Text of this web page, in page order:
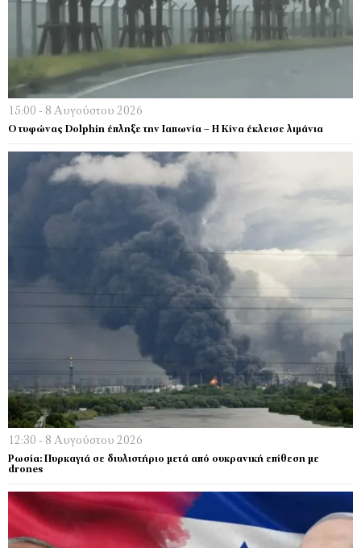
15:00 - 8 Αυγούστου 2026
Ο τυφώνας Dolphin έπληξε την Ιαπωνία – H Κίνα έκλεισε λιμάνια
12:30 - 8 Αυγούστου 2026
Ρωσία: Πυρκαγιά σε διυλιστήριο μετά από ουκρανική επίθεση με
drones